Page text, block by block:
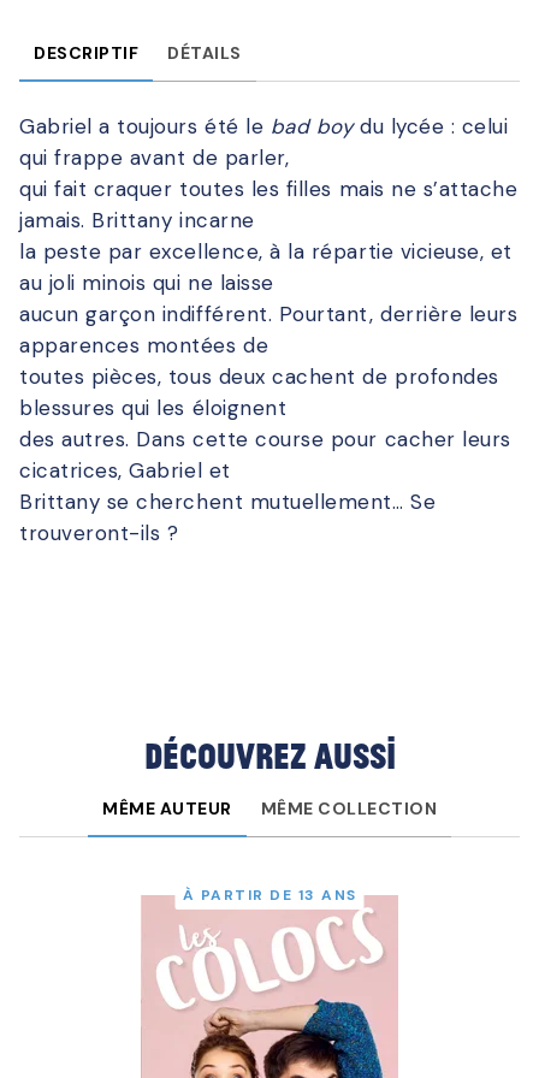
DESCRIPTIF DÉTAILS
Gabriel a toujours été le bad boydu lycée : celui
qui frappe avant de parler,
qui fait craquer toutes les filles mais ne s’attache
jamais. Brittany incarne
la peste par excellence, à la répartie vicieuse, et
au joli minois qui ne laisse
aucun garçon indifférent. Pourtant, derrière leurs
apparences montées de
toutes pièces, tous deux cachent de profondes
blessures qui les éloignent
des autres. Dans cette course pour cacher leurs
cicatrices, Gabriel et
Brittany se cherchent mutuellement… Se
trouveront-ils ?
Découvrez aussi
MÊME AUTEUR MÊME COLLECTION
À PARTIR DE 13 ANS